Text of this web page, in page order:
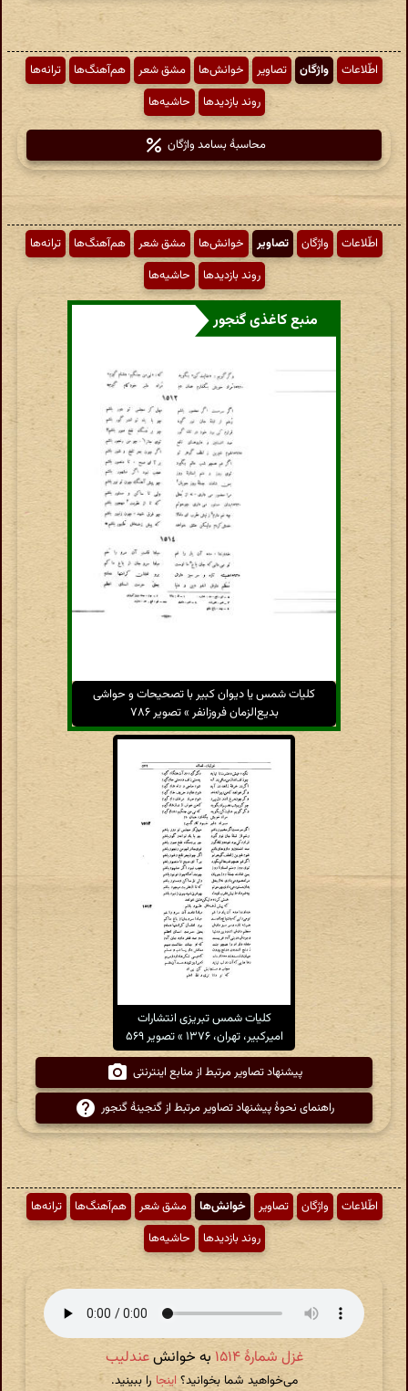
اطّلاعات واژگان تصاویر خوانش‌ها مشق شعر هم‌آهنگ‌ها
ترانه‌ها
روند بازدیدها
حاشیه‌ها
محاسبهٔ بسامد واژگان
اطّلاعات واژگان تصاویر خوانش‌ها مشق شعر هم‌آهنگ‌ها
ترانه‌ها
روند بازدیدها
حاشیه‌ها
منبع کاغذی گنجور
کلیات شمس یا دیوان کبیر با تصحیحات و حواشی
بدیع‌الزمان فروزانفر » تصویر ۷۸۶
کلیات شمس تبریزی انتشارات
امیرکبیر، تهران، ۱۳۷۶ » تصویر ۵۶۹
پیشنهاد تصاویر مرتبط از منابع اینترنتی
راهنمای نحوهٔ پیشنهاد تصاویر مرتبط از گنجینهٔ گنجور
اطّلاعات واژگان تصاویر خوانش‌ها مشق شعر هم‌آهنگ‌ها
ترانه‌ها
روند بازدیدها
حاشیه‌ها
غزل شمارهٔ ۱۵۱۴ به خوانشعندلیب
می‌خواهید شما بخوانید؟ اینجا را ببینید.